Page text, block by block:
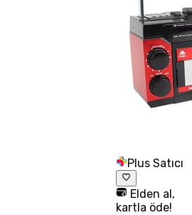
Plus Satıcı
Elden al,
kartla öde!